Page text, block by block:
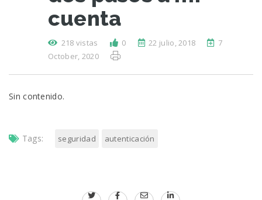
cuenta
218 vistas 0 22 julio, 2018
7
October, 2020
Sin contenido.
Tags: seguridad autenticación